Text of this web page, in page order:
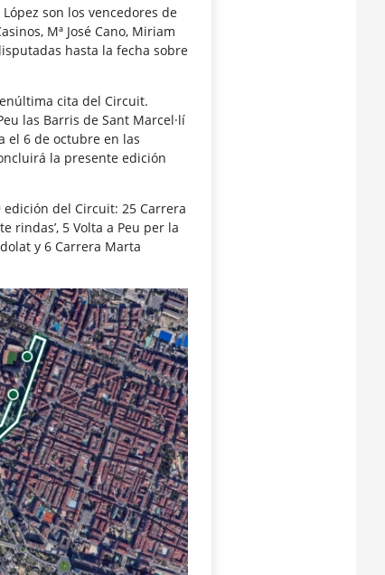
son los vencedores de
Mª José Cano, Miriam
hasta la fecha sobre
cita del Circuit.
las Barris de Sant Marcel·lí
el 6 de octubre en las
la presente edición
del Circuit: 25 Carrera
rindas’, 5 Volta a Peu per la
y 6 Carrera Marta